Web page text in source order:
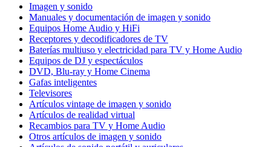
Imagen y sonido
Manuales y documentación de imagen y sonido
Equipos Home Audio y HiFi
Receptores y decodificadores de TV
Baterías multiuso y electricidad para TV y Home Audio
Equipos de DJ y espectáculos
DVD, Blu-ray y Home Cinema
Gafas inteligentes
Televisores
Artículos vintage de imagen y sonido
Artículos de realidad virtual
Recambios para TV y Home Audio
Otros artículos de imagen y sonido